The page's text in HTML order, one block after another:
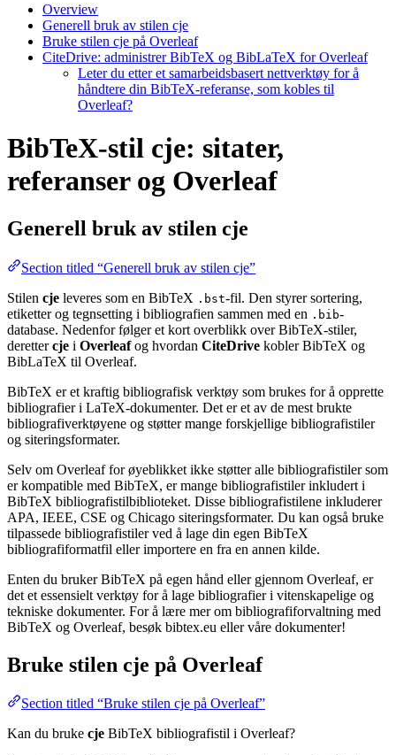
Overview
Generell bruk av stilen cje
Bruke stilen cje på Overleaf
CiteDrive: administrer BibTeX og BibLaTeX for Overleaf
Leter du etter et samarbeidsbasert nettverktøy for å
håndtere din BibTeX-referanse, som kobles til
Overleaf?
BibTeX-stil cje: sitater,
referanser og Overleaf
Generell bruk av stilen cje
Section titled “Generell bruk av stilen cje”
Stilen cje leveres som en BibTeX .bst-fil. Den styrer sortering,
etiketter og tegnsetting i bibliografien sammen med en .bib-
database. Nedenfor følger et kort overblikk over BibTeX-stiler,
derettercje i Overleafog hvordan CiteDrive kobler BibTeX og
BibLaTeX til Overleaf.
BibTeX er et kraftig bibliografisk verktøy som brukes for å opprette
bibliografier i LaTeX-dokumenter. Det er et av de mest brukte
bibliografiverktøyene og støtter mange forskjellige bibliografistiler
og siteringsformater.
Selv om Overleaf for øyeblikket ikke støtter alle bibliografistiler som
er kompatible med BibTeX, er mange bibliografistiler inkludert i
BibTeX bibliografistilbiblioteket. Disse bibliografistilene inkluderer
APA, IEEE, CSE og Chicago siteringsformater. Du kan også bruke
tilpassede bibliografistiler ved å lage din egen BibTeX
bibliografiformatfil eller importere en fra en annen kilde.
Enten du bruker BibTeX på egen hånd eller gjennom Overleaf, er
det et essensielt verktøy for å lage bibliografier i vitenskapelige og
tekniske dokumenter. For å lære mer om bibliografiforvaltning med
BibTeX og Overleaf, besøk bibtex.eu eller våre dokumenter!
Bruke stilen cje på Overleaf
Section titled “Bruke stilen cje på Overleaf”
Kan du bruke cje BibTeX bibliografistil i Overleaf?